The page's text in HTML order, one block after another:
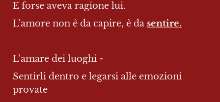
E forse aveva ragione lui.
L’amore non è da capire, è da sentire.
L’amare dei luoghi -
Sentirli dentro e legarsi alle emozioni
provate